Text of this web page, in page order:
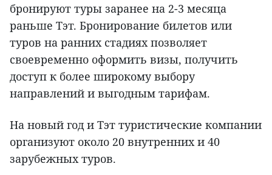
бронируют туры заранее на 2-3 месяца
раньше Тэт. Бронирование билетов или
туров на ранних стадиях позволяет
своевременно оформить визы, получить
доступ к более широкому выбору
направлений и выгодным тарифам.
На новый год и Тэт туристические компании
организуют около 20 внутренних и 40
зарубежных туров.